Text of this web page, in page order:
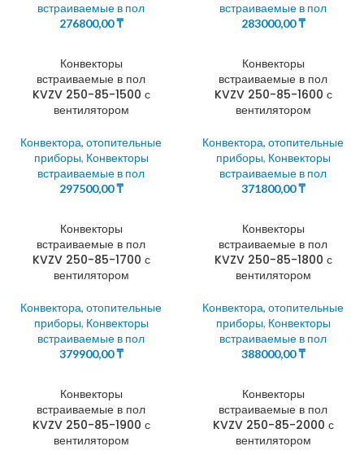
встраиваемые в пол
276800,00₸
встраиваемые в пол
283000,00₸
Конвекторы
встраиваемые в пол
KVZV 250-85-1500 с
вентилятором
Конвектора, отопительные
приборы, Конвекторы
встраиваемые в пол
297500,00₸
Конвекторы
встраиваемые в пол
KVZV 250-85-1600 с
вентилятором
Конвектора, отопительные
приборы, Конвекторы
встраиваемые в пол
371800,00₸
Конвекторы
встраиваемые в пол
KVZV 250-85-1700 с
вентилятором
Конвектора, отопительные
приборы, Конвекторы
встраиваемые в пол
379900,00₸
Конвекторы
встраиваемые в пол
KVZV 250-85-1800 с
вентилятором
Конвектора, отопительные
приборы, Конвекторы
встраиваемые в пол
388000,00₸
Конвекторы
встраиваемые в пол
KVZV 250-85-1900 с
вентилятором
Конвекторы
встраиваемые в пол
KVZV 250-85-2000 с
вентилятором